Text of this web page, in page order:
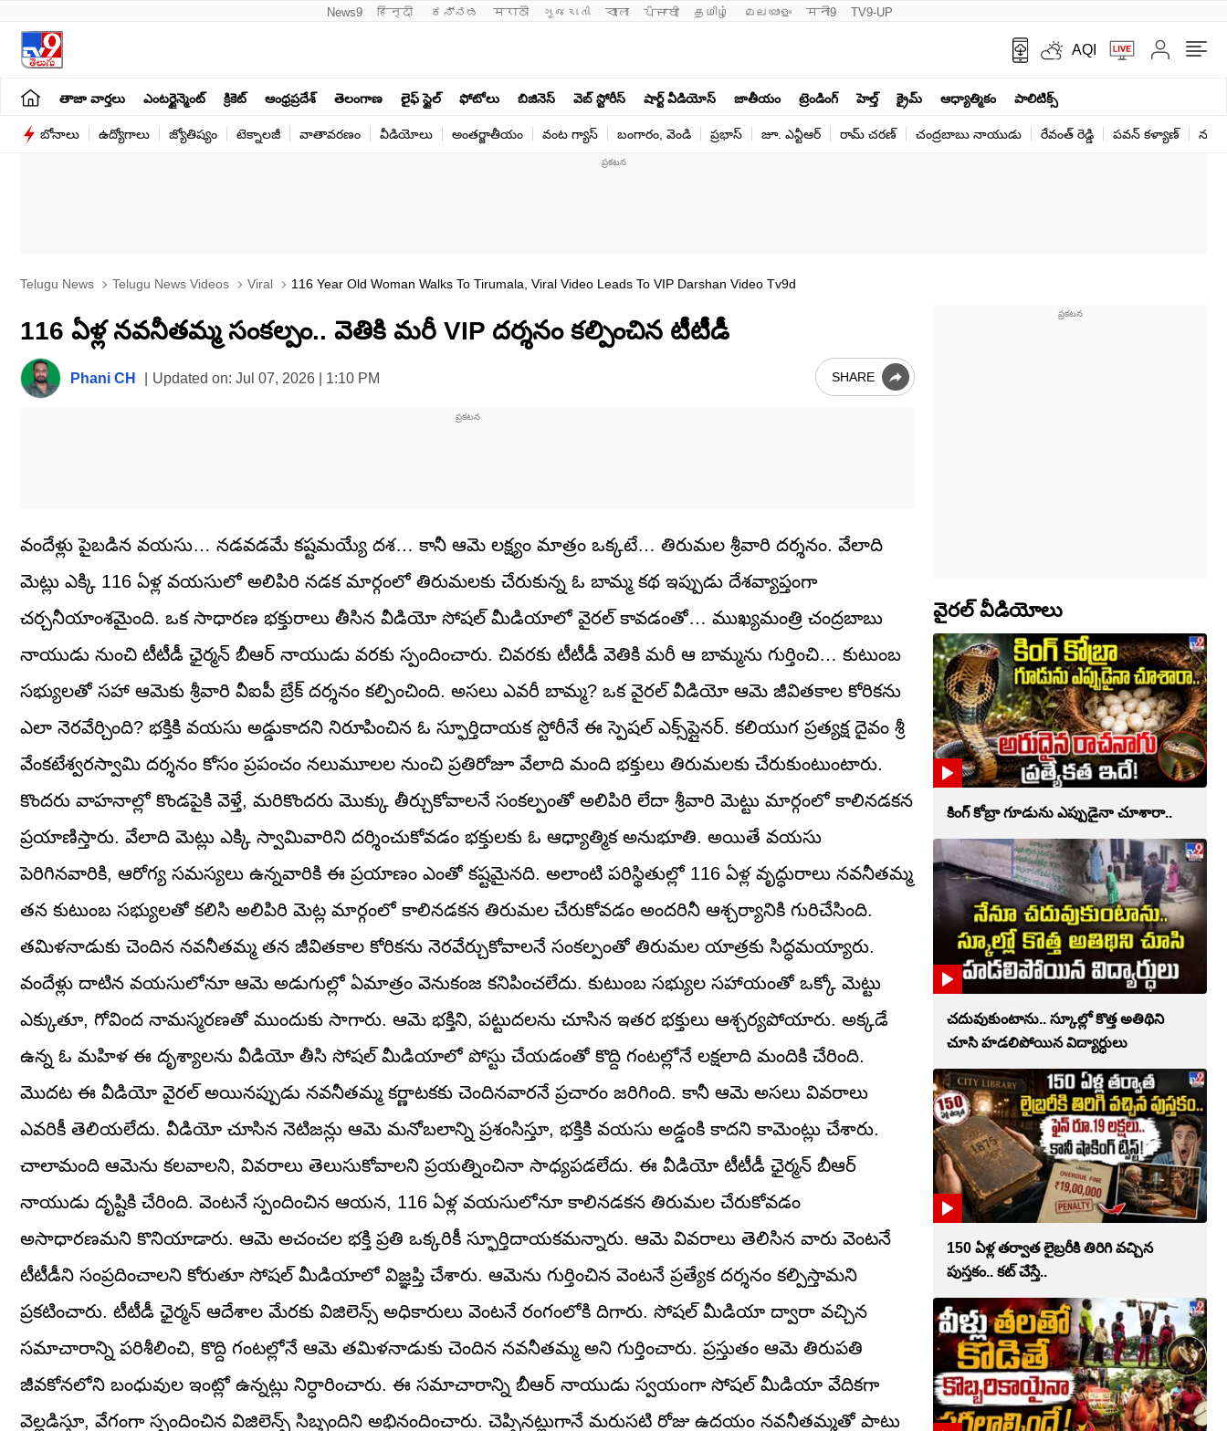
News9 हिन्दी ಕನ್ನಡ मराठी ગુજરાતી বাংলা ਪੰਜਾਬੀ தமிழ் മലയാളം मनी9 TV9-UP
AQI
తాజా వార్తలు ఎంటర్టైన్మెంట్ క్రికెట్ ఆంధ్రప్రదేశ్ తెలంగాణ లైఫ్ స్టైల్ ఫోటోలు బిజినెస్ వెబ్ స్టోరీస్ షార్ట్ వీడియోస్ జాతీయం ట్రెండింగ్ హెల్త్‌ క్రైమ్ ఆధ్యాత్మికం పాలిటిక్స్‌
బోనాలు ఉద్యోగాలు జ్యోతిష్యం టెక్నాలజీ వాతావరణం వీడియోలు అంతర్జాతీయం వంట గ్యాస్ బంగారం, వెండి ప్రభాస్ జూ. ఎన్టీఆర్ రామ్ చ‌ర‌ణ్‌ చంద్రబాబు నాయుడు రేవంత్ రెడ్డి పవన్ కళ్యాణ్
Telugu News Telugu News Videos Viral 116 Year Old Woman Walks To Tirumala, Viral Video Leads To VIP Darshan Video Tv9d
116 ఏళ్ల నవనీతమ్మ సంకల్పం.. వెతికి మరీ VIP దర్శనం కల్పించిన టీటీడీ
Phani CH Updated on: Jul 07, 2026 | 1:10 PM SHARE
వందేళ్లు పైబడిన వయసు… నడవడమే కష్టమయ్యే దశ… కానీ ఆమె లక్ష్యం మాత్రం ఒక్కటే… తిరుమల శ్రీవారి దర్శనం. వేలాది
మెట్లు ఎక్కి 116 ఏళ్ల వయసులో అలిపిరి నడక మార్గంలో తిరుమలకు చేరుకున్న ఓ బామ్మ కథ ఇప్పుడు దేశవ్యాప్తంగా
చర్చనీయాంశమైంది. ఒక సాధారణ భక్తురాలు తీసిన వీడియో సోషల్ మీడియాలో వైరల్ కావడంతో… ముఖ్యమంత్రి చంద్రబాబు
నాయుడు నుంచి టీటీడీ ఛైర్మన్ బీఆర్ నాయుడు వరకు స్పందించారు. చివరకు టీటీడీ వెతికి మరీ ఆ బామ్మను గుర్తించి… కుటుంబ
సభ్యులతో సహా ఆమెకు శ్రీవారి వీఐపీ బ్రేక్ దర్శనం కల్పించింది. అసలు ఎవరీ బామ్మ? ఒక వైరల్ వీడియో ఆమె జీవితకాల కోరికను
ఎలా నెరవేర్చింది? భక్తికి వయసు అడ్డుకాదని నిరూపించిన ఓ స్ఫూర్తిదాయక స్టోరీనే ఈ స్పెషల్ ఎక్స్‌ప్లైనర్. కలియుగ ప్రత్యక్ష దైవం శ్రీ
వేంకటేశ్వరస్వామి దర్శనం కోసం ప్రపంచం నలుమూలల నుంచి ప్రతిరోజూ వేలాది మంది భక్తులు తిరుమలకు చేరుకుంటుంటారు.
కొందరు వాహనాల్లో కొండపైకి వెళ్తే, మరికొందరు మొక్కు తీర్చుకోవాలనే సంకల్పంతో అలిపిరి లేదా శ్రీవారి మెట్టు మార్గంలో కాలినడకన
ప్రయాణిస్తారు. వేలాది మెట్లు ఎక్కి స్వామివారిని దర్శించుకోవడం భక్తులకు ఓ ఆధ్యాత్మిక అనుభూతి. అయితే వయసు
పెరిగినవారికి, ఆరోగ్య సమస్యలు ఉన్నవారికి ఈ ప్రయాణం ఎంతో కష్టమైనది. అలాంటి పరిస్థితుల్లో 116 ఏళ్ల వృద్ధురాలు నవనీతమ్మ
తన కుటుంబ సభ్యులతో కలిసి అలిపిరి మెట్ల మార్గంలో కాలినడకన తిరుమల చేరుకోవడం అందరినీ ఆశ్చర్యానికి గురిచేసింది.
తమిళనాడుకు చెందిన నవనీతమ్మ తన జీవితకాల కోరికను నెరవేర్చుకోవాలనే సంకల్పంతో తిరుమల యాత్రకు సిద్ధమయ్యారు.
వందేళ్లు దాటిన వయసులోనూ ఆమె అడుగుల్లో ఏమాత్రం వెనుకంజ కనిపించలేదు. కుటుంబ సభ్యుల సహాయంతో ఒక్కో మెట్టు
ఎక్కుతూ, గోవింద నామస్మరణతో ముందుకు సాగారు. ఆమె భక్తిని, పట్టుదలను చూసిన ఇతర భక్తులు ఆశ్చర్యపోయారు. అక్కడే
ఉన్న ఓ మహిళ ఈ దృశ్యాలను వీడియో తీసి సోషల్ మీడియాలో పోస్టు చేయడంతో కొద్ది గంటల్లోనే లక్షలాది మందికి చేరింది.
మొదట ఈ వీడియో వైరల్ అయినప్పుడు నవనీతమ్మ కర్ణాటకకు చెందినవారనే ప్రచారం జరిగింది. కానీ ఆమె అసలు వివరాలు
ఎవరికీ తెలియలేదు. వీడియో చూసిన నెటిజన్లు ఆమె మనోబలాన్ని ప్రశంసిస్తూ, భక్తికి వయసు అడ్డంకి కాదని కామెంట్లు చేశారు.
చాలామంది ఆమెను కలవాలని, వివరాలు తెలుసుకోవాలని ప్రయత్నించినా సాధ్యపడలేదు. ఈ వీడియో టీటీడీ ఛైర్మన్ బీఆర్
నాయుడు దృష్టికి చేరింది. వెంటనే స్పందించిన ఆయన, 116 ఏళ్ల వయసులోనూ కాలినడకన తిరుమల చేరుకోవడం
అసాధారణమని కొనియాడారు. ఆమె అచంచల భక్తి ప్రతి ఒక్కరికీ స్ఫూర్తిదాయకమన్నారు. ఆమె వివరాలు తెలిసిన వారు వెంటనే
టీటీడీని సంప్రదించాలని కోరుతూ సోషల్ మీడియాలో విజ్ఞప్తి చేశారు. ఆమెను గుర్తించిన వెంటనే ప్రత్యేక దర్శనం కల్పిస్తామని
ప్రకటించారు. టీటీడీ ఛైర్మన్ ఆదేశాల మేరకు విజిలెన్స్ అధికారులు వెంటనే రంగంలోకి దిగారు. సోషల్ మీడియా ద్వారా వచ్చిన
సమాచారాన్ని పరిశీలించి, కొద్ది గంటల్లోనే ఆమె తమిళనాడుకు చెందిన నవనీతమ్మ అని గుర్తించారు. ప్రస్తుతం ఆమె తిరుపతి
జీవకోనలోని బంధువుల ఇంట్లో ఉన్నట్లు నిర్ధారించారు. ఈ సమాచారాన్ని బీఆర్ నాయుడు స్వయంగా సోషల్ మీడియా వేదికగా
వెల్లడిస్తూ, వేగంగా స్పందించిన విజిలెన్స్ సిబ్బందిని అభినందించారు. చెప్పినట్లుగానే మరుసటి రోజు ఉదయం నవనీతమ్మతో పాటు
వైరల్ వీడియోలు
కింగ్ కోబ్రా గూడును ఎప్పుడైనా చూశారా..
చదువుకుంటాను.. స్కూల్లో కొత్త అతిథిని
చూసి హడలిపోయిన విద్యార్ధులు
150 ఏళ్ల తర్వాత లైబ్రరీకి తిరిగి వచ్చిన
పుస్తకం.. కట్ చేస్తే..